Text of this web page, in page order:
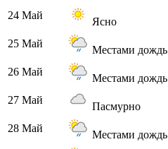
24 Май
Ясно
25 Май
Местами дождь
26 Май
Местами дождь
27 Май
Пасмурно
28 Май
Местами дождь